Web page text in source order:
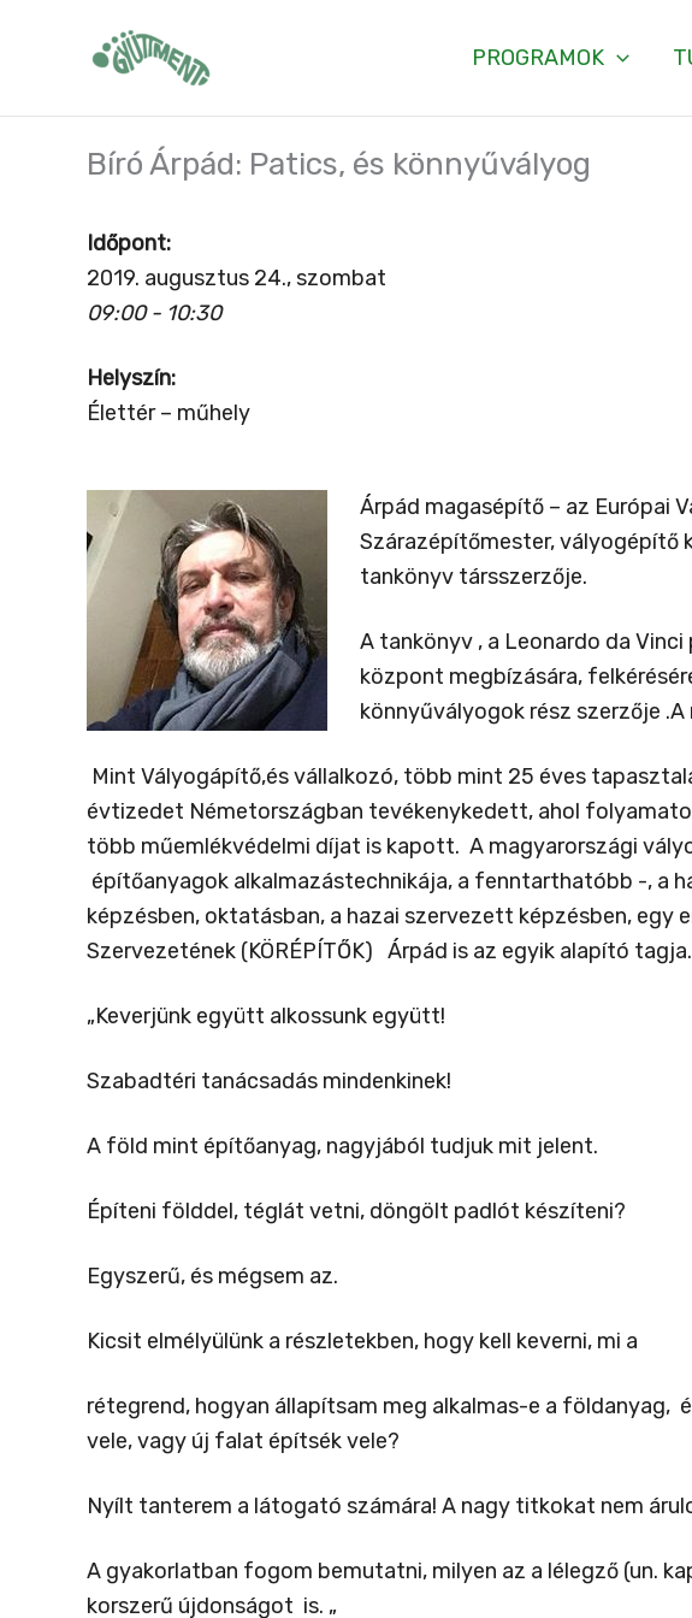
PROGRAMOK
Bíró Árpád: Patics, és könnyűvályog
Időpont:
2019. augusztus 24., szombat
09:00 - 10:30
Helyszín:
Élettér – műhely
Árpád magasépítő – az Európai
Szárazépítőmester, vályogépítő
tankönyv társszerzője.
A tankönyv , a Leonardo da
központ megbízására,
könnyűvályogok rész szerzője
Mint Vályogápítő,és vállalkozó, több mint 25 éves
évtizedet Németországban tevékenykedett, ahol
több műemlékvédelmi díjat is kapott. A magyarországi
építőanyagok alkalmazástechnikája, a fenntarthatóbb -, a
képzésben, oktatásban, a hazai szervezett képzésben,
Szervezetének (KÖRÉPÍTŐK) Árpád is az egyik alapító tagja.
„Keverjünk együtt alkossunk együtt!
Szabadtéri tanácsadás mindenkinek!
A föld mint építőanyag, nagyjából tudjuk mit jelent.
Építeni földdel, téglát vetni, döngölt padlót készíteni?
Egyszerű, és mégsem az.
Kicsit elmélyülünk a részletekben, hogy kell keverni, mi a
rétegrend, hogyan állapítsam meg alkalmas-e a földanyag,
vele, vagy új falat építsék vele?
Nyílt tanterem a látogató számára! A nagy titkokat nem
A gyakorlatban fogom bemutatni, milyen az a lélegző (un.
korszerű újdonságot is. „